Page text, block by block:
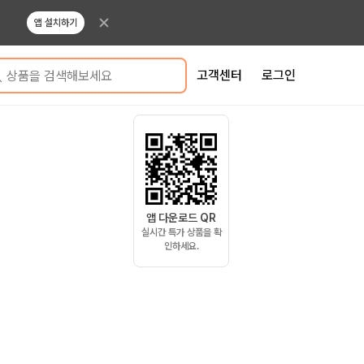
앱 설치하기
상품을 검색해보세요 고객센터 로그인
앱 다운로드 QR
실시간 특가 상품을 확
인하세요.